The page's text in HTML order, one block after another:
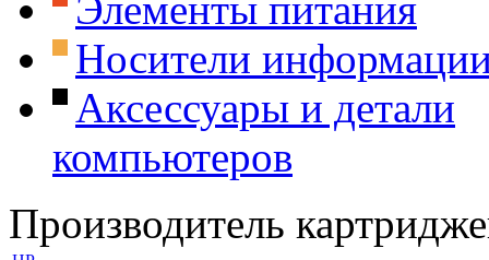
Носители
Аксессуары и детали
компьютеров
Производитель